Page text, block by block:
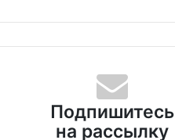
Подпишитесь
на рассылку